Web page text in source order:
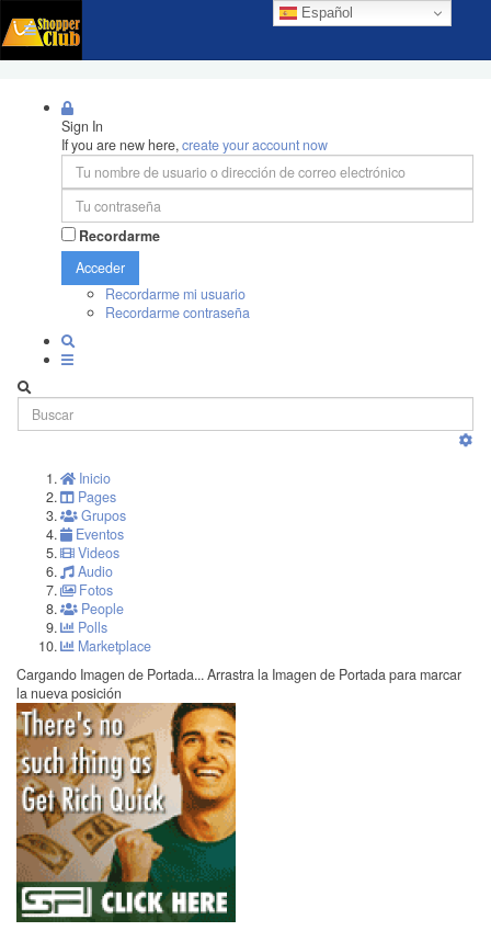
Español
Sign In
If you are new here,create your account now
Recordarme
Acceder
Recordarme mi usuario
Recordarme contraseña
Inicio
Pages
Grupos
Eventos
Videos
Audio
Fotos
People
Polls
Marketplace
Cargando Imagen de Portada... Arrastra la Imagen de Portada para marcar
la nueva posición